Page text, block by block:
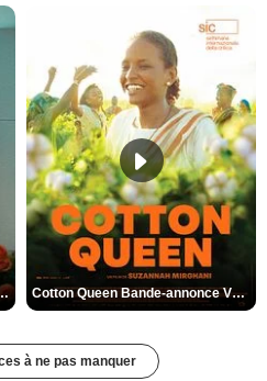
annonce VO STFR Cotton Queen Bande-annonce VO STFR
à ne pas manquer